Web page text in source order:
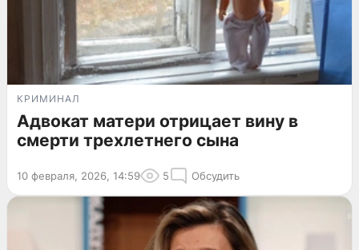
КРИМИНАЛ
Адвокат матери отрицает вину в
смерти трехлетнего сына
10 февраля, 2026, 14:59 5 Обсудить